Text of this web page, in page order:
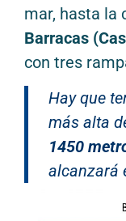
mar, hasta la
Barracas
con tres
Hay que
más alta
1450
alcanzará